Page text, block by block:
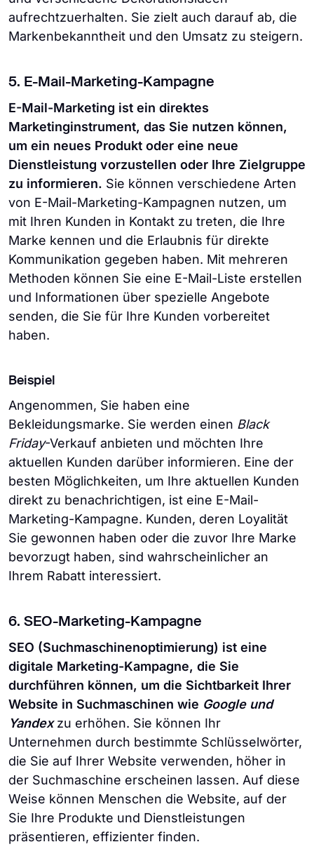
aufrechtzuerhalten. Sie zielt auch darauf ab, die
Markenbekanntheit und den Umsatz zu steigern.
5. E-Mail-Marketing-Kampagne
E-Mail-Marketing ist ein direktes
Marketinginstrument, das Sie nutzen können,
um ein neues Produkt oder eine neue
Dienstleistung vorzustellen oder Ihre Zielgruppe
zu informieren. Sie können verschiedene Arten
von E-Mail-Marketing-Kampagnen nutzen, um
mit Ihren Kunden in Kontakt zu treten, die Ihre
Marke kennen und die Erlaubnis für direkte
Kommunikation gegeben haben. Mit mehreren
Methoden können Sie eine E-Mail-Liste erstellen
und Informationen über spezielle Angebote
senden, die Sie für Ihre Kunden vorbereitet
haben.
Beispiel
Angenommen, Sie haben eine
Bekleidungsmarke. Sie werden einen Black
Friday-Verkauf anbieten und möchten Ihre
aktuellen Kunden darüber informieren. Eine der
besten Möglichkeiten, um Ihre aktuellen Kunden
direkt zu benachrichtigen, ist eine E-Mail-
Marketing-Kampagne. Kunden, deren Loyalität
Sie gewonnen haben oder die zuvor Ihre Marke
bevorzugt haben, sind wahrscheinlicher an
Ihrem Rabatt interessiert.
6. SEO-Marketing-Kampagne
SEO (Suchmaschinenoptimierung) ist eine
digitale Marketing-Kampagne, die Sie
durchführen können, um die Sichtbarkeit Ihrer
Website in Suchmaschinen wie Google und
Yandexzu erhöhen. Sie können Ihr
Unternehmen durch bestimmte Schlüsselwörter,
die Sie auf Ihrer Website verwenden, höher in
der Suchmaschine erscheinen lassen. Auf diese
Weise können Menschen die Website, auf der
Sie Ihre Produkte und Dienstleistungen
präsentieren, effizienter finden.